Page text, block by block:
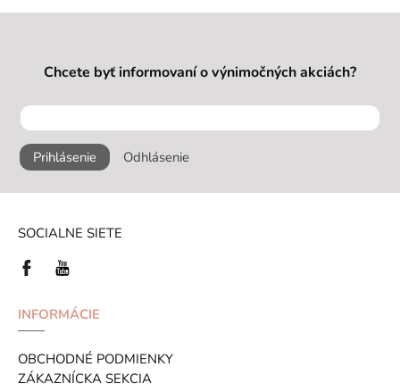
Chcete byť informovaní o výnimočných akciách?
Prihlásenie Odhlásenie
SOCIALNE SIETE
INFORMÁCIE
OBCHODNÉ PODMIENKY
ZÁKAZNÍCKA SEKCIA